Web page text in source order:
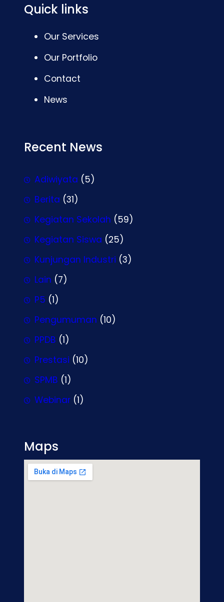
Quick links
Our Services
Our Portfolio
Contact
News
Recent News
Adiwiyata (5)
Berita (31)
Kegiatan Sekolah (59)
Kegiatan Siswa (25)
Kunjungan Industri (3)
Lain (7)
P5 (1)
Pengumuman (10)
PPDB (1)
Prestasi (10)
SPMB (1)
Webinar (1)
Maps